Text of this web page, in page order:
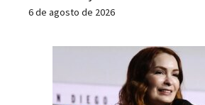
6 de agosto de 2026